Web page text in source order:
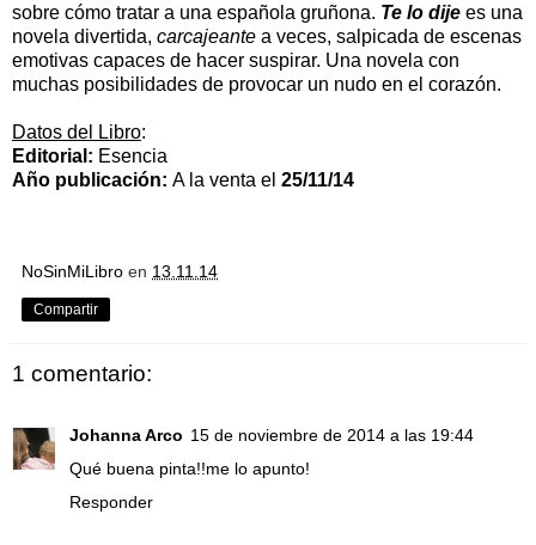
sobre cómo tratar a una española gruñona. Te lo dije es una
novela divertida, carcajeante a veces, salpicada de escenas
emotivas capaces de hacer suspirar. Una novela con
muchas posibilidades de provocar un nudo en el corazón.
Datos del Libro:
Editorial: Esencia
Año publicación: A la venta el 25/11/14
NoSinMiLibro en 13.11.14
Compartir
1 comentario:
Johanna Arco 15 de noviembre de 2014 a las 19:44
Qué buena pinta!!me lo apunto!
Responder